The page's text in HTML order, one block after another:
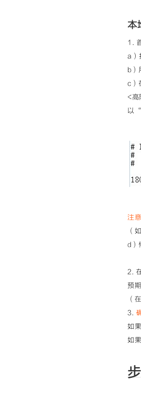
本
1.
a）
b）
c）
<高
以
注
（
d）
2.
预
（
3.
如
如